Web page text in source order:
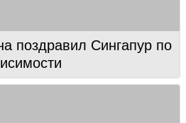
поздравил Сингапур по